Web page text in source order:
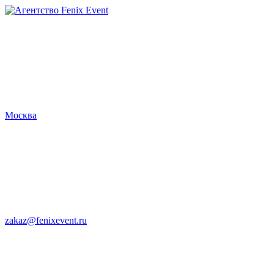
Агентство
Москва
zakaz@fenixevent.ru